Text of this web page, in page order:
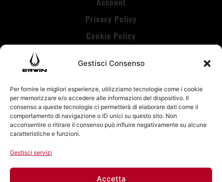
Gestisci Consenso
Per fornire le migliori esperienze, utilizziamo tecnologie come i cookie
per memorizzare e/o accedere alle informazioni del dispositivo. Il
consenso a queste tecnologie ci permetterà di elaborare dati come il
comportamento di navigazione o ID unici su questo sito. Non
acconsentire o ritirare il consenso può influire negativamente su alcune
caratteristiche e funzioni.
Gestisci servizi
Accetta
Privacy Policy
Cookie Policy
Erwin Fight
Via Valprato 55,10152 Torino (Italy)